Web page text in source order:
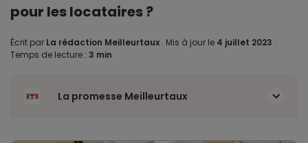
pour les locataires ?
Écrit par La rédaction Meilleurtaux . Mis à jour le 4 juillet 2023 .
Temps de lecture : 3 min
La promesse Meilleurtaux